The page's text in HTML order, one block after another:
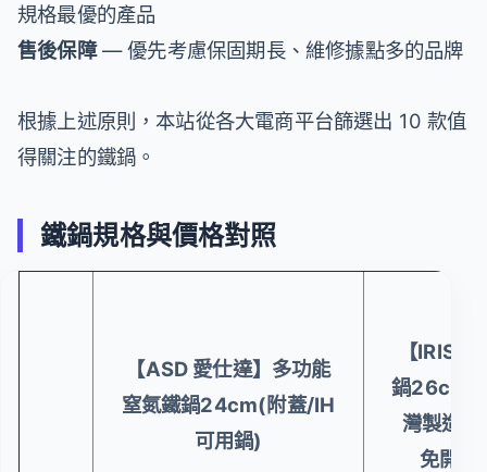
規格最優的產品
售後保障— 優先考慮保固期長、維修據點多的品牌
根據上述原則，本站從各大電商平台篩選出 10 款值
得關注的鐵鍋。
鐵鍋規格與價格對照
【ASD 愛仕達】多功能
窒氮鐵鍋24cm(附蓋/IH
可用鍋)
【IRIS
鍋26cm
灣製造
免開鍋